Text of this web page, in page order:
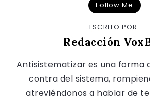
Follow Me
ESCRITO POR:
Redacción
Antisistematizar es una forma
contra del sistema,
atreviéndonos a hablar de